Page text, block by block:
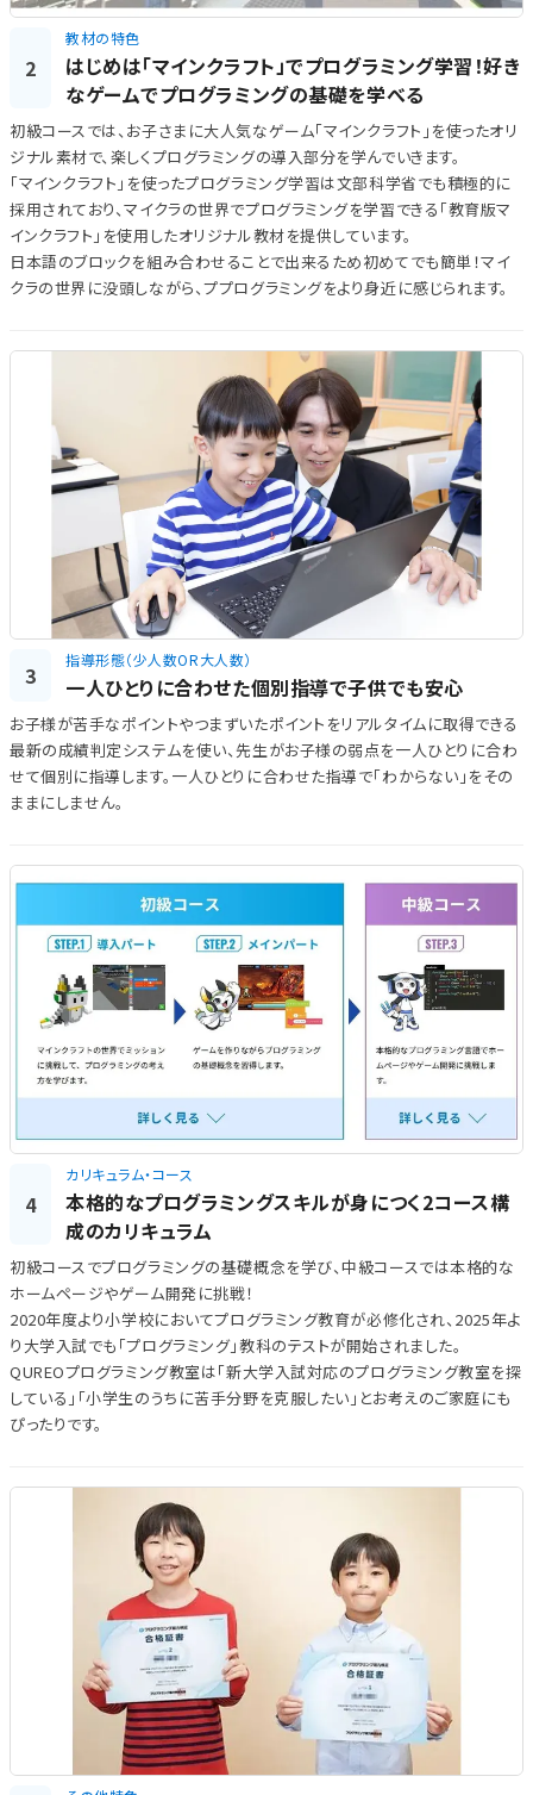
2
教材の特色
はじめは「マインクラフト」でプログラミング学習！好き
なゲームでプログラミングの基礎を学べる
初級コースでは、お子さまに大人気なゲーム「マインクラフト」を使ったオリ
ジナル素材で、楽しくプログラミングの導入部分を学んでいきます。
「マインクラフト」を使ったプログラミング学習は文部科学省でも積極的に
採用されており、マイクラの世界でプログラミングを学習できる「教育版マ
インクラフト」を使用したオリジナル教材を提供しています。
日本語のブロックを組み合わせることで出来るため初めてでも簡単！マイ
クラの世界に没頭しながら、ププログラミングをより身近に感じられます。
3
指導形態（少人数OR大人数）
一人ひとりに合わせた個別指導で子供でも安心
お子様が苦手なポイントやつまずいたポイントをリアルタイムに取得できる
最新の成績判定システムを使い、先生がお子様の弱点を一人ひとりに合わ
せて個別に指導します。一人ひとりに合わせた指導で「わからない」をその
ままにしません。
4
カリキュラム・コース
本格的なプログラミングスキルが身につく2コース構
成のカリキュラム
初級コースでプログラミングの基礎概念を学び、中級コースでは本格的な
ホームページやゲーム開発に挑戦！
2020年度より小学校においてプログラミング教育が必修化され、2025年よ
り大学入試でも「プログラミング」教科のテストが開始されました。
QUREOプログラミング教室は「新大学入試対応のプログラミング教室を探
している」「小学生のうちに苦手分野を克服したい」とお考えのご家庭にも
ぴったりです。